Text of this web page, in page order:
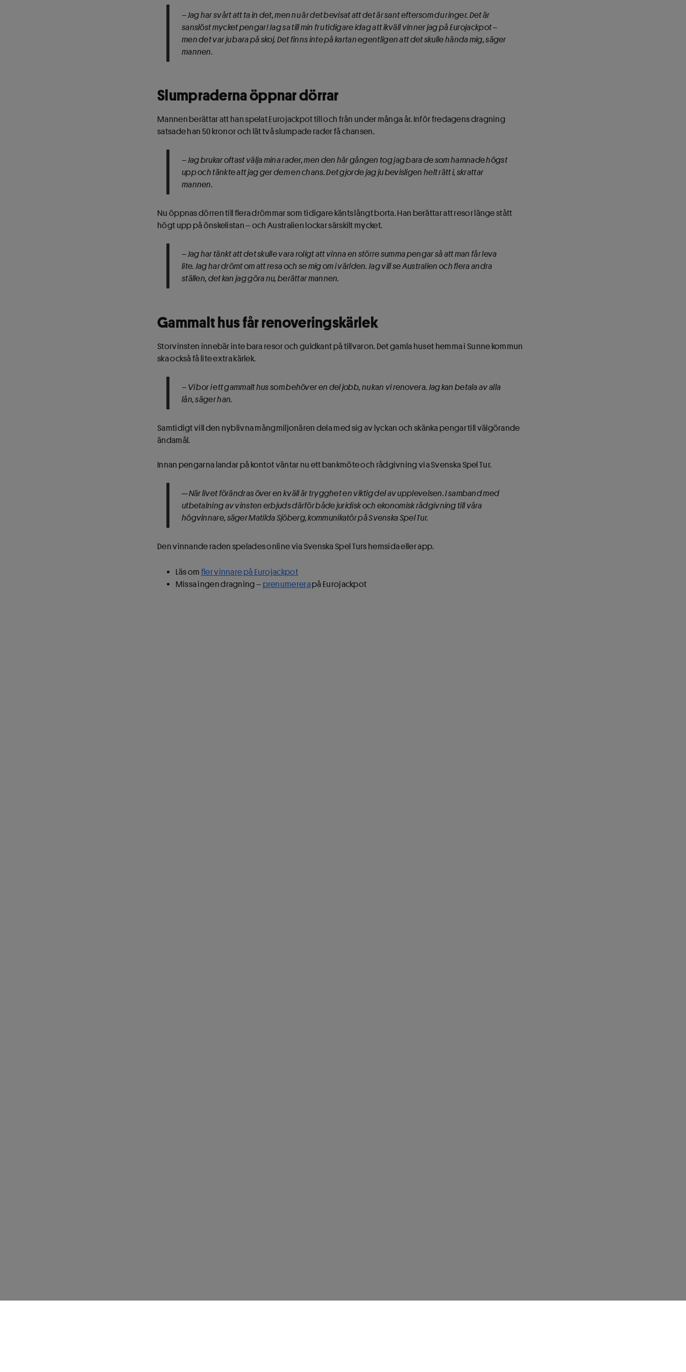
– Jag har svårt att ta in det, men nu är det bevisat att det är sant eftersom du ringer. Det är
sanslöst mycket pengar! Jag sa till min fru tidigare idag att ikväll vinner jag på Eurojackpot –
men det var ju bara på skoj. Det finns inte på kartan egentligen att det skulle hända mig, säger
mannen.
Slumpraderna öppnar dörrar
Mannen berättar att han spelat Eurojackpot till och från under många år. Inför fredagens dragning
satsade han 50 kronor och lät två slumpade rader få chansen.
– Jag brukar oftast välja mina rader, men den här gången tog jag bara de som hamnade högst
upp och tänkte att jag ger dem en chans. Det gjorde jag ju bevisligen helt rätt i, skrattar
mannen.
Nu öppnas dörren till flera drömmar som tidigare känts långt borta. Han berättar att resor länge stått
högt upp på önskelistan – och Australien lockar särskilt mycket.
– Jag har tänkt att det skulle vara roligt att vinna en större summa pengar så att man får leva
lite. Jag har drömt om att resa och se mig om i världen. Jag vill se Australien och flera andra
ställen, det kan jag göra nu, berättar mannen.
Gammalt hus får renoveringskärlek
Storvinsten innebär inte bara resor och guldkant på tillvaron. Det gamla huset hemma i Sunne kommun
ska också få lite extra kärlek.
– Vi bor i ett gammalt hus som behöver en del jobb, nu kan vi renovera. Jag kan betala av alla
lån, säger han.
Samtidigt vill den nyblivna mångmiljonären dela med sig av lyckan och skänka pengar till välgörande
ändamål.
Innan pengarna landar på kontot väntar nu ett bankmöte och rådgivning via Svenska Spel Tur.
─ När livet förändras över en kväll är trygghet en viktig del av upplevelsen. I samband med
utbetalning av vinsten erbjuds därför både juridisk och ekonomisk rådgivning till våra
högvinnare, säger Matilda Sjöberg, kommunikatör på Svenska Spel Tur.
Den vinnande raden spelades online via Svenska Spel Turs hemsida eller app.
Läs om fler vinnare på Eurojackpot
Missa ingen dragning – prenumererapå Eurojackpot